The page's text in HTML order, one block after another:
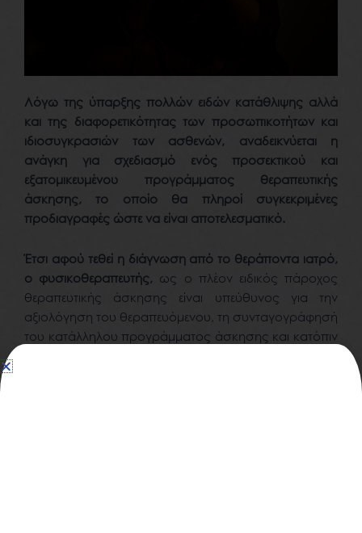
Λόγω της ύπαρξης πολλών ειδών κατάθλιψης αλλά
και της διαφορετικότητας των προσωπικοτήτων και
ιδιοσυγκρασιών των ασθενών, αναδεικνύεται η
ανάγκη για σχεδιασμό ενός προσεκτικού και
εξατομικευμένου προγράμματος θεραπευτικής
άσκησης, το οποίο θα πληροί συγκεκριμένες
προδιαγραφές ώστε να είναι αποτελεσματικό.
Έτσι αφού τεθεί η διάγνωση από το θεράποντα ιατρό,
ο φυσικοθεραπευτής, ως ο πλέον ειδικός πάροχος
θεραπευτικής άσκησης είναι υπεύθυνος για την
αξιολόγηση του θεραπευόμενου, τη συνταγογράφησή
του κατάλληλου προγράμματος άσκησης και κατόπιν